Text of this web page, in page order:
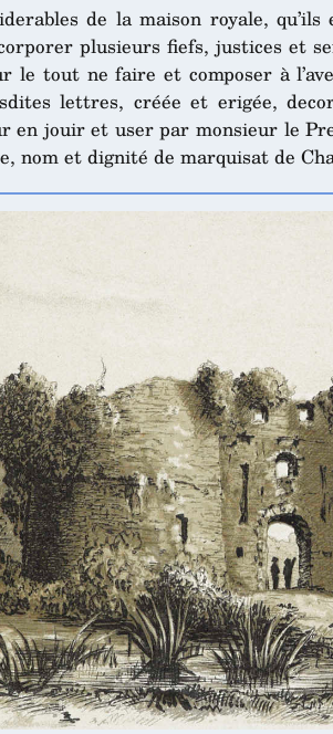
de la maison royale,
plusieurs fiefs, justices et
le tout ne faire et composer à
lettres, créée et erigée,
en jouir et user par monsieur le
nom et dignité de marquisat de